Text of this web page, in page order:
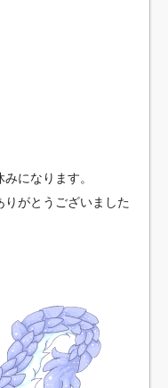
になります。
がとうございました